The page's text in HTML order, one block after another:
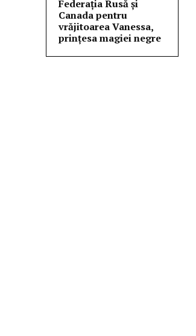
Federația Rusă și
Canada pentru
vrăjitoarea Vanessa,
prințesa magiei negre